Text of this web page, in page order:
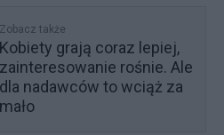
Zobacz także
Kobiety grają coraz lepiej,
zainteresowanie rośnie. Ale
dla nadawców to wciąż za
mało